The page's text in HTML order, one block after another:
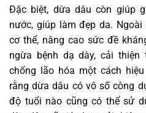
Đặc biệt, dừa dâu còn giúp
nước, giúp làm đẹp da.
cơ thể, nâng cao sức đề
ngừa bệnh dạ dày, cải
chống lão hóa một cách
rằng dừa dâu có vô số công
độ tuổi nào cũng có thể sử